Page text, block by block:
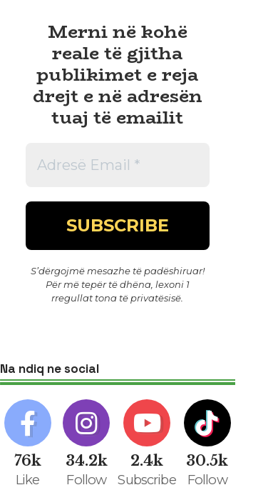
Merni në kohë
reale të gjitha
publikimet e reja
drejt e në adresën
tuaj të emailit
S’dërgojmë mesazhe të padëshiruar!
Për më tepër të dhëna, lexoni 1
rregullat tona të privatësisë
Na ndiq ne social
76k
Like
34.2k
Follow
2.4k
Subscribe
30.5k
Follow